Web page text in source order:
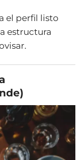
el perfil listo
estructura